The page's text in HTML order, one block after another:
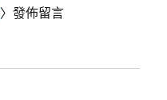
〉發佈留言